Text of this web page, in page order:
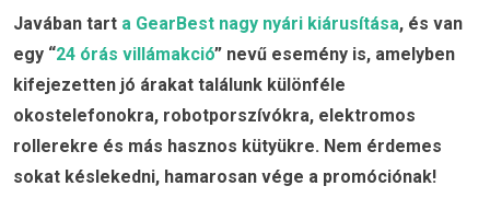
Javában tart a GearBest nagy nyári kiárusítása, és van
egy “24 órás villámakció” nevű esemény is, amelyben
kifejezetten jó árakat találunk különféle
okostelefonokra, robotporszívókra, elektromos
rollerekre és más hasznos kütyükre. Nem érdemes
sokat késlekedni, hamarosan vége a promóciónak!